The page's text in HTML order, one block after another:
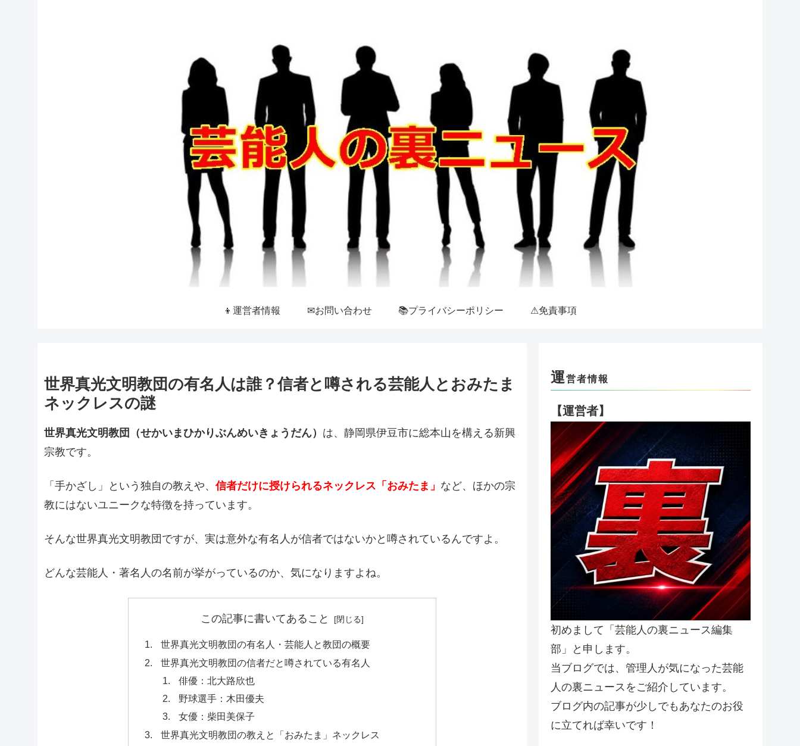
👦運営者情報 ✉お問い合わせ 📚プライバシーポリシー ⚠免責事項
世界真光文明教団の有名人は誰？信者と噂される芸能人とおみたま
ネックレスの謎
世界真光文明教団（せかいまひかりぶんめいきょうだん） は、静岡県伊豆市に総本山を構える新興
宗教です。
「手かざし」という独自の教えや、 信者だけに授けられるネックレス「おみたま」 など、ほかの宗
教にはないユニークな特徴を持っています。
そんな世界真光文明教団ですが、実は意外な有名人が信者ではないかと噂されているんですよ。
どんな芸能人・著名人の名前が挙がっているのか、気になりますよね。
この記事に書いてあること
世界真光文明教団の有名人・芸能人と教団の概要
世界真光文明教団の信者だと噂されている有名人
俳優：北大路欣也
野球選手：木田優夫
女優：柴田美保子
世界真光文明教団の教えと「おみたま」ネックレス
運営者情報
【運営者】
初めまして「芸能人の裏ニュース編集
部」と申します。
当ブログでは、管理人が気になった芸能
人の裏ニュースをご紹介しています。
ブログ内の記事が少しでもあなたのお役
に立てれば幸いです！